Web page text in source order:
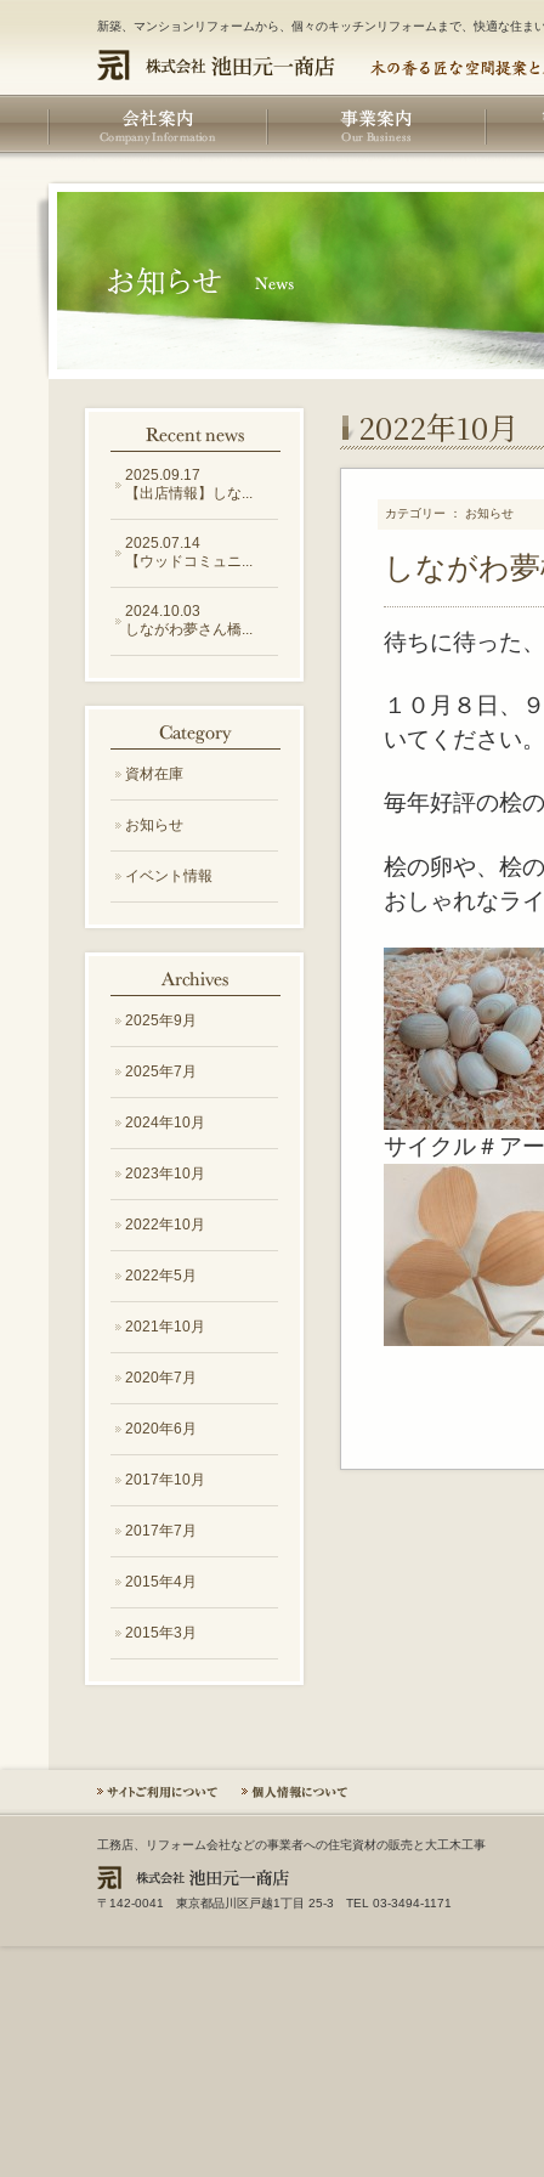
新築、マンションリフォームから、個々のキッチンリフォームまで、快適な住ま
2025.09.17
【出店情報】しな...
2025.07.14
【ウッドコミュニ...
2024.10.03
しながわ夢さん橋...
資材在庫
お知らせ
イベント情報
2025年9月
2025年7月
2024年10月
2023年10月
2022年10月
2022年5月
2021年10月
2020年7月
2020年6月
2017年10月
2017年7月
2015年4月
2015年3月
2022年10月
カテゴリー ： お知らせ
しながわ
待ちに待った
１０月８日、
いてください
毎年好評の桧
桧の卵や、桧
おしゃれなラ
サイクル＃ア
工務店、リフォーム会社などの事業者への住宅資材の販売と大工木工事
〒142-0041 東京都品川区戸越1丁目 25-3 TEL 03-3494-1171